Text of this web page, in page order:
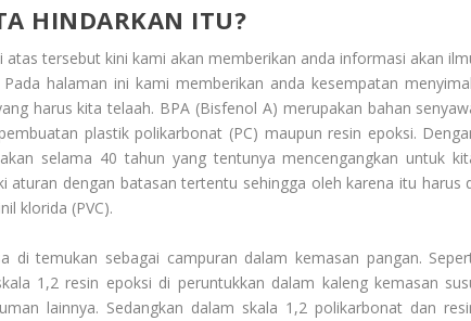
HINDARKAN ITU?
tersebut kini kami akan memberikan anda informasi akan
halaman ini kami memberikan anda kesempatan
harus kita telaah. BPA (Bisfenol A) merupakan bahan
plastik polikarbonat (PC) maupun resin epoksi.
selama 40 tahun yang tentunya mencengangkan untuk
aturan dengan batasan tertentu sehingga oleh karena itu harus
klorida (PVC).
di temukan sebagai campuran dalam kemasan pangan.
1,2 resin epoksi di peruntukkan dalam kaleng kemasan
lainnya. Sedangkan dalam skala 1,2 polikarbonat dan